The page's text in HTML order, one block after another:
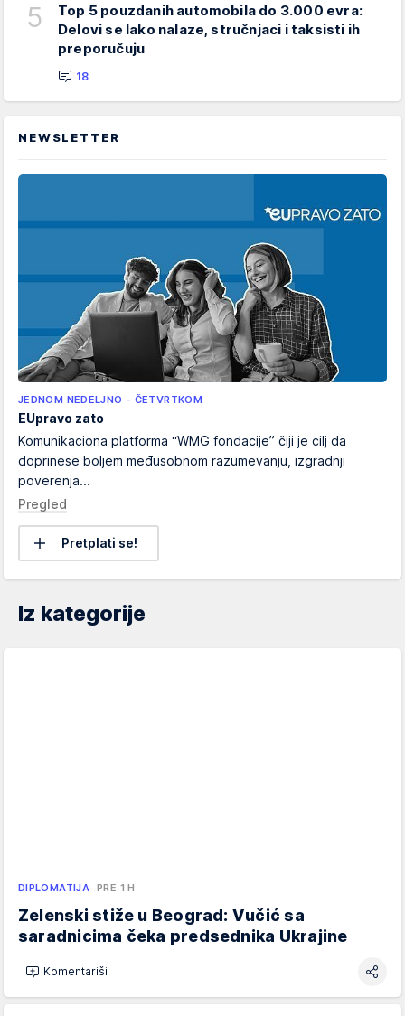
5
Top 5 pouzdanih automobila do 3.000 evra:
Delovi se lako nalaze, stručnjaci i taksisti ih
preporučuju
18
NEWSLETTER
JEDNOM NEDELJNO - ČETVRTKOM
EUpravo zato
Komunikaciona platforma “WMG fondacije” čiji je cilj da
doprinese boljem međusobnom razumevanju, izgradnji
poverenja...
Pregled
Pretplati se!
Iz kategorije
DIPLOMATIJA PRE 1 H
Zelenski stiže u Beograd: Vučić sa
saradnicima čeka predsednika Ukrajine
Komentariši